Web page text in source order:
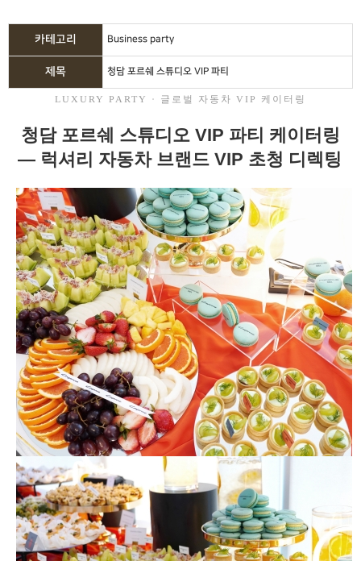
카테고리 Business party
제목 청담 포르쉐 스튜디오 VIP 파티
LUXURY PARTY · 글로벌 자동차 VIP 케이터링
청담 포르쉐 스튜디오 VIP 파티 케이터링
— 럭셔리 자동차 브랜드 VIP 초청 디렉팅